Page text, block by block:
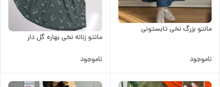
مانتو بزرگ نخی تابستونی
ناموجود
مانتو زنانه نخی بهاره گل دار
ناموجود